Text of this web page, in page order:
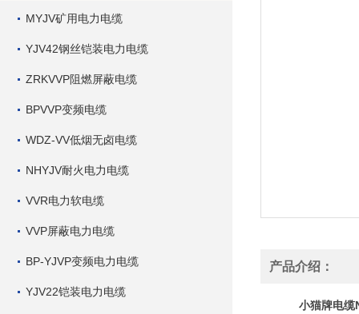
MYJV矿用电力电缆
YJV42钢丝铠装电力电缆
ZRKVVP阻燃屏蔽电缆
BPVVP变频电缆
WDZ-VV低烟无卤电缆
NHYJV耐火电力电缆
VVR电力软电缆
VVP屏蔽电力电缆
BP-YJVP变频电力电缆
YJV22铠装电力电缆
产品介绍：
小猫牌电缆